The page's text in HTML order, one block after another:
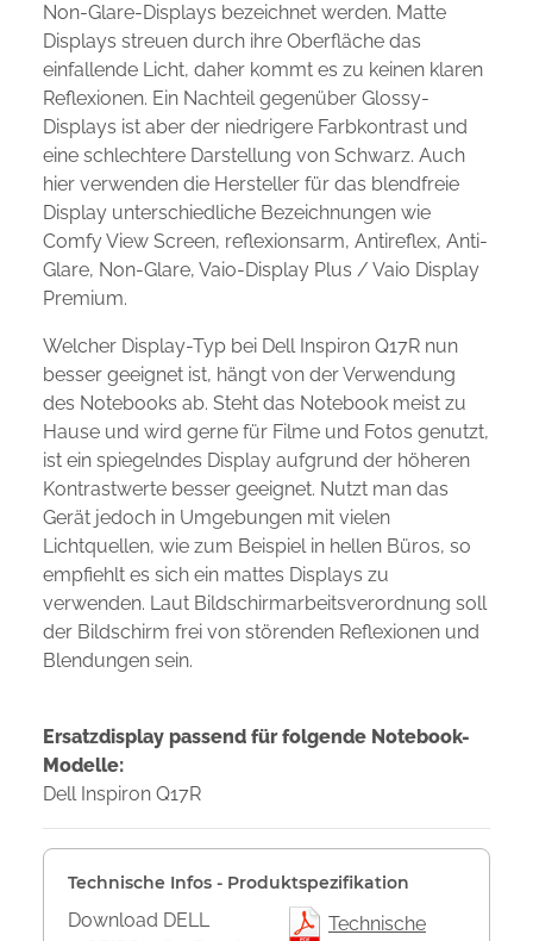
Non-Glare-Displays bezeichnet werden. Matte
Displays streuen durch ihre Oberfläche das
einfallende Licht, daher kommt es zu keinen klaren
Reflexionen. Ein Nachteil gegenüber Glossy-
Displays ist aber der niedrigere Farbkontrast und
eine schlechtere Darstellung von Schwarz. Auch
hier verwenden die Hersteller für das blendfreie
Display unterschiedliche Bezeichnungen wie
Comfy View Screen, reflexionsarm, Antireflex, Anti-
Glare, Non-Glare, Vaio-Display Plus / Vaio Display
Premium.
Welcher Display-Typ bei Dell Inspiron Q17R nun
besser geeignet ist, hängt von der Verwendung
des Notebooks ab. Steht das Notebook meist zu
Hause und wird gerne für Filme und Fotos genutzt,
ist ein spiegelndes Display aufgrund der höheren
Kontrastwerte besser geeignet. Nutzt man das
Gerät jedoch in Umgebungen mit vielen
Lichtquellen, wie zum Beispiel in hellen Büros, so
empfiehlt es sich ein mattes Displays zu
verwenden. Laut Bildschirmarbeitsverordnung soll
der Bildschirm frei von störenden Reflexionen und
Blendungen sein.
Ersatzdisplay passend für folgende Notebook-
Modelle:
Dell Inspiron Q17R
Technische Infos - Produktspezifikation
Download DELL
Technische